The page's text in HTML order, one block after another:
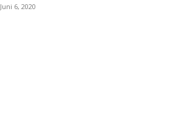
Juni 6, 2020